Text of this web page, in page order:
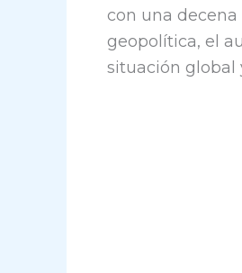
con una
geopolítica, el
situación global